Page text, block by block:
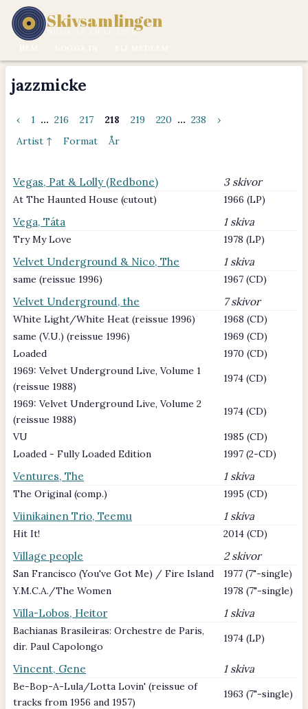
Skivsamlingen
MUSIK ÄR EN LIVSSTIL.
jazzmicke
‹ 1 ... 216 217 218 219 220 ... 238
›
Artist ↑
Format År
Vegas, Pat & Lolly (Redbone) 3 skivor
At The Haunted House (cutout) 1966 (LP)
Vega, Táta 1 skiva
Try My Love 1978 (LP)
Velvet Underground & Nico, The 1 skiva
same (reissue 1996) 1967 (CD)
Velvet Underground, the 7 skivor
White Light/White Heat (reissue 1996)
1968 (CD)
same (V.U.) (reissue 1996)
1969 (CD)
Loaded
1970 (CD)
1969: Velvet Underground Live, Volume 1
(reissue 1988)
1974 (CD)
1969: Velvet Underground Live, Volume 2
(reissue 1988)
1974 (CD)
VU
1985 (CD)
Loaded - Fully Loaded Edition
1997 (2-CD)
Ventures, The 1 skiva
The Original (comp.) 1995 (CD)
Viinikainen Trio, Teemu 1 skiva
Hit It! 2014 (CD)
Village people 2 skivor
San Francisco (You've Got Me) / Fire Island
1977 (7"-single)
Y.M.C.A./The Women
1978 (7"-single)
Villa-Lobos, Heitor 1 skiva
Bachianas Brasileiras: Orchestre de Paris,
dir. Paul Capolongo
1974 (LP)
Vincent, Gene 1 skiva
Be-Bop-A-Lula/Lotta Lovin' (reissue of
tracks from 1956 and 1957)
1963 (7"-single)